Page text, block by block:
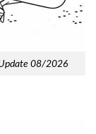
08/2026